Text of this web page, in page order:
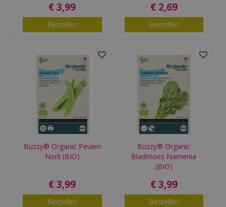
€ 3,99
Bestellen
€ 2,69
Bestellen
Buzzy® Organic Peulen
Norli (BIO)
€ 3,99
Bestellen
Buzzy® Organic
Bladmoes Namenia
(BIO)
€ 3,99
Bestellen